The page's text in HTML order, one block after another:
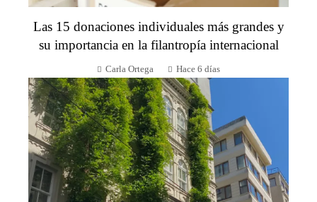
Las 15 donaciones individuales más grandes y
su importancia en la filantropía internacional
Carla Ortega Hace 6 días